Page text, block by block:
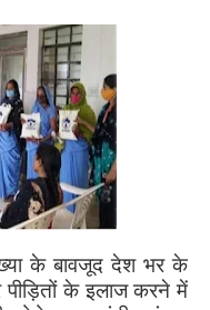
के बावजूद देश भर के
पीड़ितों के इलाज करने में